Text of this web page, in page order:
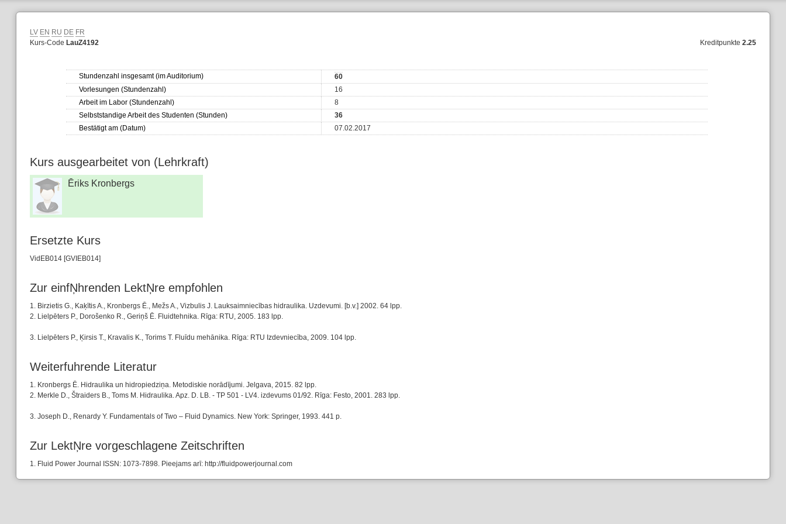
LV EN RU DE FR
Kurs-Code LauZ4192 Kreditpunkte2.25
Stundenzahl insgesamt (im Auditorium)
60
Vorlesungen (Stundenzahl)
16
Arbeit im Labor (Stundenzahl)
8
Selbststandige Arbeit des Studenten (Stunden)
36
Bestätigt am (Datum)
07.02.2017
Kurs ausgearbeitet von (Lehrkraft)
Ēriks Kronbergs
Ersetzte Kurs
VidEB014 [GVIEB014]
Zur einfŅhrenden LektŅre empfohlen
1. Birzietis G., Kaķītis A., Kronbergs Ē., Mežs A., Vizbulis J. Lauksaimniecības hidraulika. Uzdevumi. [b.v.] 2002. 64 lpp.
2. Lielpēters P., Dorošenko R., Geriņš Ē. Fluidtehnika. Rīga: RTU, 2005. 183 lpp.
3. Lielpēters P., Ķirsis T., Kravalis K., Torims T. Fluīdu mehānika. Rīga: RTU Izdevniecība, 2009. 104 lpp.
Weiterfuhrende Literatur
1. Kronbergs Ē. Hidraulika un hidropiedziņa. Metodiskie norādījumi. Jelgava, 2015. 82 lpp.
2. Merkle D., Štraiders B., Toms M. Hidraulika. Apz. D. LB. - TP 501 - LV4. izdevums 01/92. Rīga: Festo, 2001. 283 lpp.
3. Joseph D., Renardy Y. Fundamentals of Two – Fluid Dynamics. New York: Springer, 1993. 441 p.
Zur LektŅre vorgeschlagene Zeitschriften
1. Fluid Power Journal ISSN: 1073-7898. Pieejams arī: http://fluidpowerjournal.com